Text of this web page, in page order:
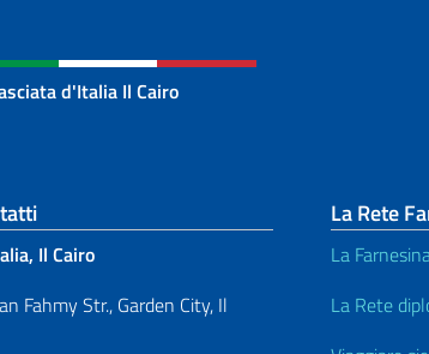
d'Italia Il Cairo
footer
Il Cairo
Fahmy Str., Garden City, Il
La Rete
La
La Rete